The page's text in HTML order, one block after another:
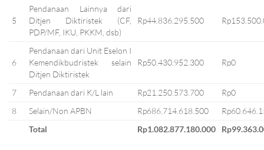
5
Pendanaan Lainnya dari
Ditjen Diktiristek (CF,
PDP/MF, IKU, PKKM, dsb)
Rp44.836.295.500
6
Pendanaan dari Unit Eselon I
Kemendikbudristek selain
Ditjen Diktiristek
Rp50.430.952.300 Rp0
7 Pendanaan dari K/L lain Rp21.250.573.700
Rp0
8
Selain/Non APBN Rp686.714.618.500
Total
Rp1.082.877.180.000